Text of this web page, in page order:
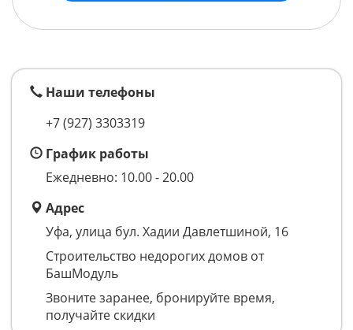
Наши телефоны
+7 (927) 3303319
График работы
Ежедневно: 10.00 - 20.00
Адрес
Уфа, улица бул. Хадии Давлетшиной, 16
Строительство недорогих домов от
БашМодуль
Звоните заранее, бронируйте время,
получайте скидки